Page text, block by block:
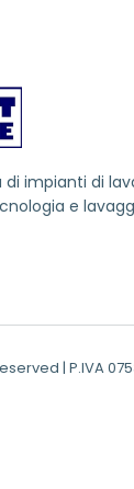
di impianti di
e
| P.IVA